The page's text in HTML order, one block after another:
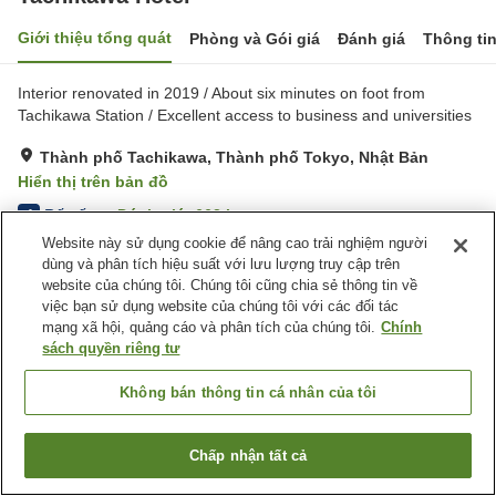
Giới thiệu tổng quát Phòng và Gói giá Đánh giá Thông
Interior renovated in 2019 / About six minutes on foot from
Tachikawa Station / Excellent access to business and universities
Thành phố Tachikawa, Thành phố Tokyo, Nhật Bản
Hiển thị trên bản đồ
4 Rất tốt Đánh giá:662lượt
Tiện nghi chỗ nghỉ
Bãi đỗ xe
Máy bán hàng tự động
Phòng họp
Giặt ủi có phí
Nhật Bản Thành phố Tokyo
Thành phố Tachikawa
Tachikawa Hotel
Tìm phòng trống
Website này sử dụng cookie để nâng cao trải nghiệm người
dùng và phân tích hiệu suất với lưu lượng truy cập trên
website của chúng tôi. Chúng tôi cũng chia sẻ thông tin về
việc bạn sử dụng website của chúng tôi với các đối tác
mạng xã hội, quảng cáo và phân tích của chúng tôi. Chính
sách quyền riêng tư
Không bán thông tin cá nhân của tôi
Chấp nhận tất cả